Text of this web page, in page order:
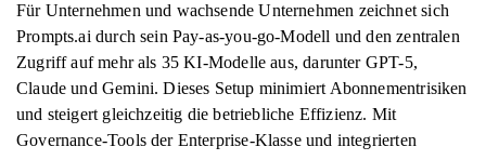
Für Unternehmen und wachsende Unternehmen zeichnet sich
Prompts.ai durch sein Pay-as-you-go-Modell und den zentralen
Zugriff auf mehr als 35 KI-Modelle aus, darunter GPT-5,
Claude und Gemini. Dieses Setup minimiert Abonnementrisiken
und steigert gleichzeitig die betriebliche Effizienz. Mit
Governance-Tools der Enterprise-Klasse und integrierten